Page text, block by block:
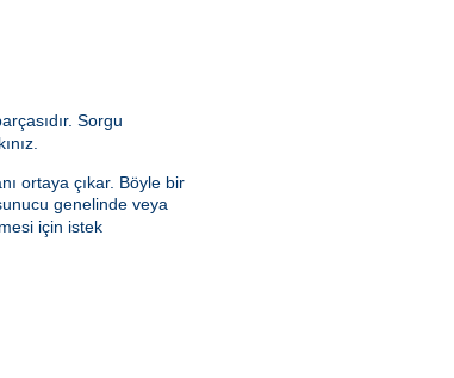
Sorgu
ortaya çıkar. Böyle bir
genelinde veya
için istek